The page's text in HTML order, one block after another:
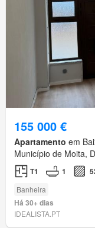
155 000 €
Apartamento em
Município de Moita,
T1 1
Banheira
Há 30+ dias
IDEALISTA.PT